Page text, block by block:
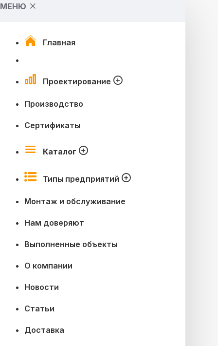
МЕНЮ
Главная
Проектирование
Производство
Сертификаты
Каталог
Типы предприятий
Монтаж и обслуживание
Нам доверяют
Выполненные объекты
О компании
Новости
Статьи
Доставка